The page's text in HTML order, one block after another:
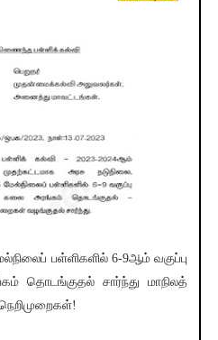
பள்ளிகளில் 6-9ஆம் வகுப்பு
தொடங்குதல் சார்ந்து மாநிலத்